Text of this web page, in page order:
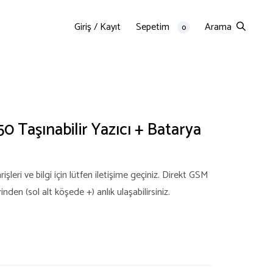
Giriş / Kayıt Sepetim 0 Arama
Taşınabilir Yazıcı + Batarya
ve bilgi için lütfen iletişime geçiniz. Direkt GSM
(sol alt köşede +) anlık ulaşabilirsiniz.